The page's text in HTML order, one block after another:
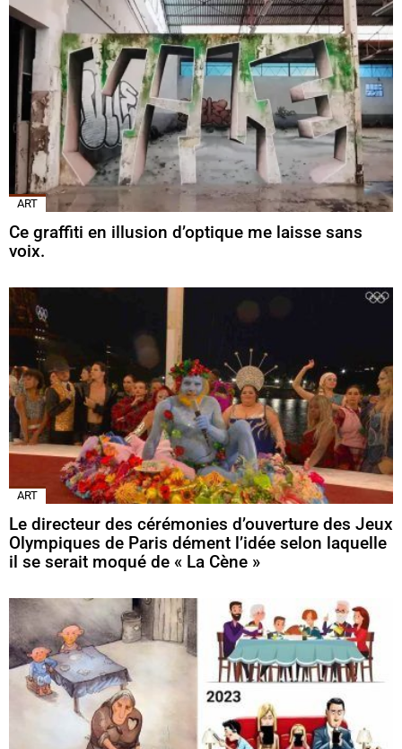
ART
Ce graffiti en illusion d’optique me laisse sans
voix.
ART
Le directeur des cérémonies d’ouverture des Jeux
Olympiques de Paris dément l’idée selon laquelle
il se serait moqué de « La Cène »